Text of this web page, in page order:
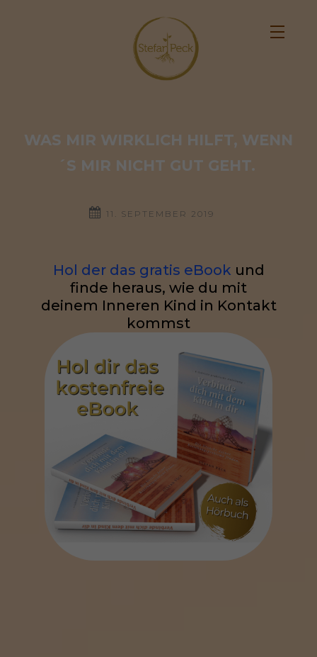
WAS MIR WIRKLICH HILFT, WENN
´S MIR NICHT GUT GEHT.
11. SEPTEMBER 2019
Hol der das gratis eBook und
finde heraus, wie du mit
deinem Inneren Kind in Kontakt
kommst